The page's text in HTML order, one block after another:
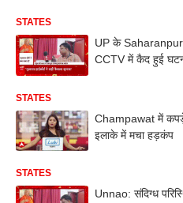
STATES
UP के Saharanpur
CCTV में कैद हुई
STATES
Champawat में
इलाके में मचा हड़कंप
STATES
Unnao: संदिग्ध